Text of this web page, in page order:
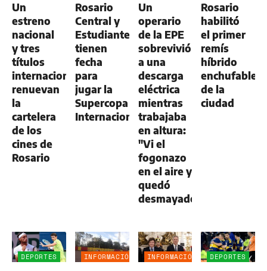
Un
estreno
nacional
y tres
títulos
internacionales
renuevan
la
cartelera
de los
cines de
Rosario
Rosario
Central y
Estudiantes
tienen
fecha
para
jugar la
Supercopa
Internacional
Un
operario
de la EPE
sobrevivió
a una
descarga
eléctrica
mientras
trabajaba
en altura:
"Vi el
fogonazo
en el aire y
quedó
desmayado"
Rosario
habilitó
el primer
remís
híbrido
enchufable
de la
ciudad
DEPORTES
INFORMACIÓN
INFORMACIÓN
DEPORTES